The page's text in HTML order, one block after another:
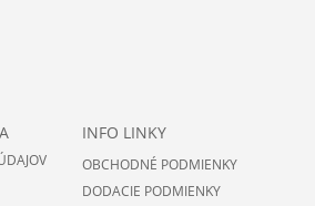
INFO LINKY
OBCHODNÉ PODMIENKY
DODACIE PODMIENKY